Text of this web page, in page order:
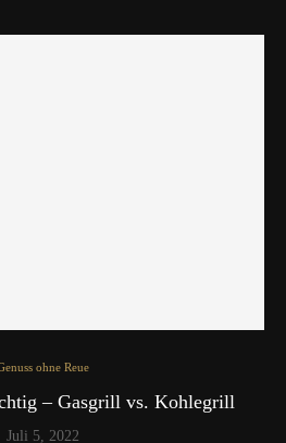
ohne Reue
– Gasgrill vs. Kohlegrill
Juli 5, 2022